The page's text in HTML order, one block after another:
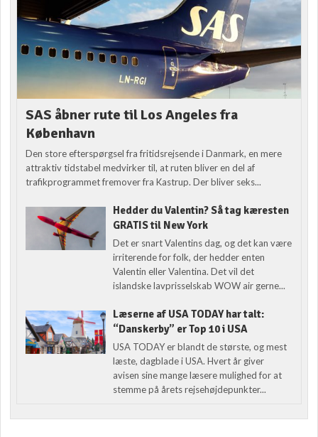
SAS åbner rute til Los Angeles fra
København
Den store efterspørgsel fra fritidsrejsende i Danmark, en mere
attraktiv tidstabel medvirker til, at ruten bliver en del af
trafikprogrammet fremover fra Kastrup. Der bliver seks...
Hedder du Valentin? Så tag kæresten
GRATIS til New York
Det er snart Valentins dag, og det kan være
irriterende for folk, der hedder enten
Valentin eller Valentina. Det vil det
islandske lavprisselskab WOW air gerne...
Læserne af USA TODAY har talt:
“Danskerby” er Top 10 i USA
USA TODAY er blandt de største, og mest
læste, dagblade i USA. Hvert år giver
avisen sine mange læsere mulighed for at
stemme på årets rejsehøjdepunkter...